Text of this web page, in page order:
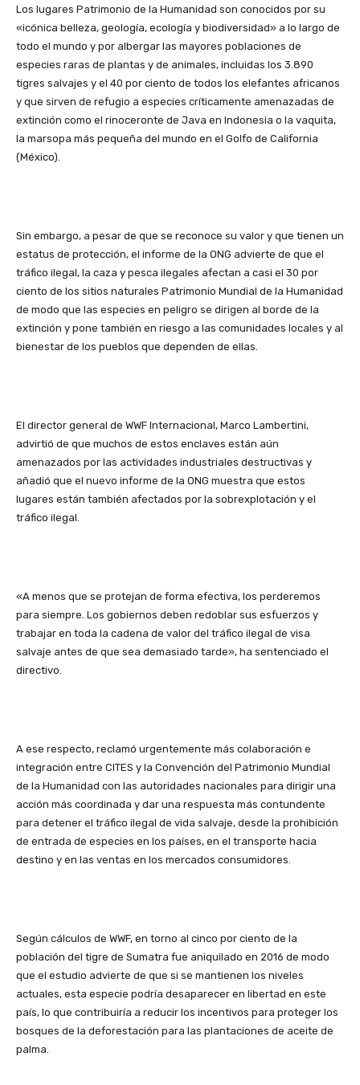
Los lugares Patrimonio de la Humanidad son conocidos por su
«icónica belleza, geología, ecología y biodiversidad» a lo largo de
todo el mundo y por albergar las mayores poblaciones de
especies raras de plantas y de animales, incluidas los 3.890
tigres salvajes y el 40 por ciento de todos los elefantes africanos
y que sirven de refugio a especies críticamente amenazadas de
extinción como el rinoceronte de Java en Indonesia o la vaquita,
la marsopa más pequeña del mundo en el Golfo de California
(México).
Sin embargo, a pesar de que se reconoce su valor y que tienen un
estatus de protección, el informe de la ONG advierte de que el
tráfico ilegal, la caza y pesca ilegales afectan a casi el 30 por
ciento de los sitios naturales Patrimonio Mundial de la Humanidad
de modo que las especies en peligro se dirigen al borde de la
extinción y pone también en riesgo a las comunidades locales y al
bienestar de los pueblos que dependen de ellas.
El director general de WWF Internacional, Marco Lambertini,
advirtió de que muchos de estos enclaves están aún
amenazados por las actividades industriales destructivas y
añadió que el nuevo informe de la ONG muestra que estos
lugares están también afectados por la sobrexplotación y el
tráfico ilegal.
«A menos que se protejan de forma efectiva, los perderemos
para siempre. Los gobiernos deben redoblar sus esfuerzos y
trabajar en toda la cadena de valor del tráfico ilegal de visa
salvaje antes de que sea demasiado tarde», ha sentenciado el
directivo.
A ese respecto, reclamó urgentemente más colaboración e
integración entre CITES y la Convención del Patrimonio Mundial
de la Humanidad con las autoridades nacionales para dirigir una
acción más coordinada y dar una respuesta más contundente
para detener el tráfico ilegal de vida salvaje, desde la prohibición
de entrada de especies en los países, en el transporte hacia
destino y en las ventas en los mercados consumidores.
Según cálculos de WWF, en torno al cinco por ciento de la
población del tigre de Sumatra fue aniquilado en 2016 de modo
que el estudio advierte de que si se mantienen los niveles
actuales, esta especie podría desaparecer en libertad en este
país, lo que contribuiría a reducir los incentivos para proteger los
bosques de la deforestación para las plantaciones de aceite de
palma.